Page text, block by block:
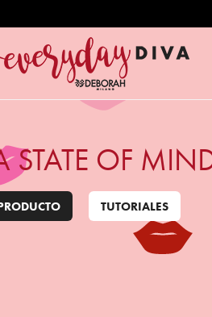
STATE OF
TUTORIALES